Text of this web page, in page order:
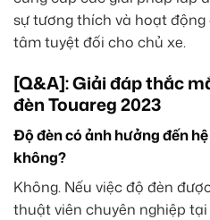
sự tương thích và hoạt động
tâm tuyệt đối cho chủ xe.
[Q&A]: Giải đáp thắc
đèn Touareg 2023
Độ đèn có ảnh hưởng đến
không?
Không. Nếu việc độ đèn
thuật viên chuyên nghiệp